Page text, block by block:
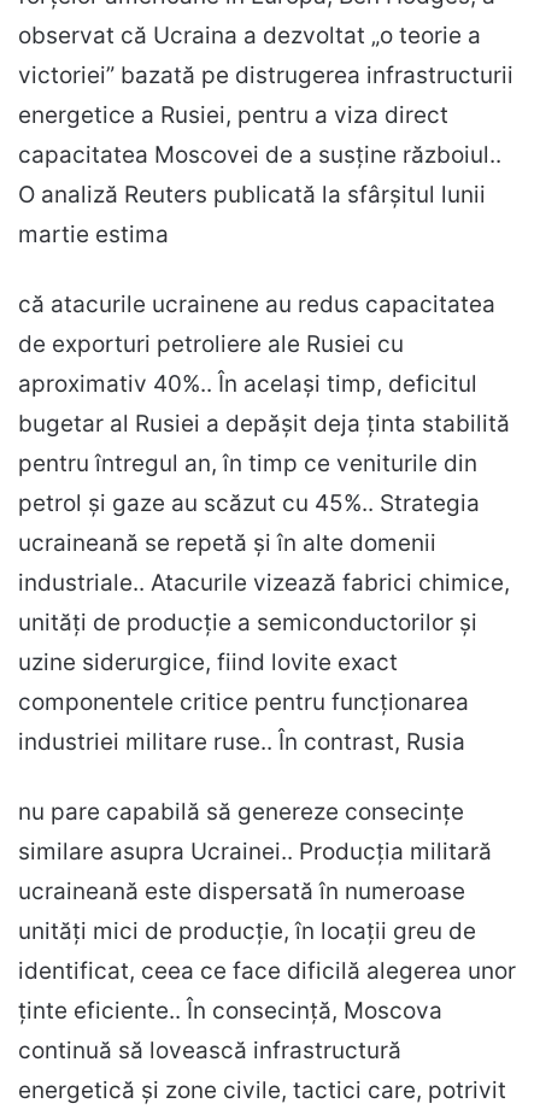
observat că Ucraina a dezvoltat „o teorie a
victoriei” bazată pe distrugerea infrastructurii
energetice a Rusiei, pentru a viza direct
capacitatea Moscovei de a susține războiul..
O analiză Reuters publicată la sfârșitul lunii
martie estima
că atacurile ucrainene au redus capacitatea
de exporturi petroliere ale Rusiei cu
aproximativ 40%.. În același timp, deficitul
bugetar al Rusiei a depășit deja ținta stabilită
pentru întregul an, în timp ce veniturile din
petrol și gaze au scăzut cu 45%.. Strategia
ucraineană se repetă și în alte domenii
industriale.. Atacurile vizează fabrici chimice,
unități de producție a semiconductorilor și
uzine siderurgice, fiind lovite exact
componentele critice pentru funcționarea
industriei militare ruse.. În contrast, Rusia
nu pare capabilă să genereze consecințe
similare asupra Ucrainei.. Producția militară
ucraineană este dispersată în numeroase
unități mici de producție, în locații greu de
identificat, ceea ce face dificilă alegerea unor
ținte eficiente.. În consecință, Moscova
continuă să lovească infrastructură
energetică și zone civile, tactici care, potrivit